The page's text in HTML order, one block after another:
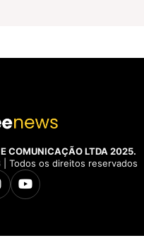
COMUNICAÇÃO LTDA 2025.
| Todos os direitos reservados